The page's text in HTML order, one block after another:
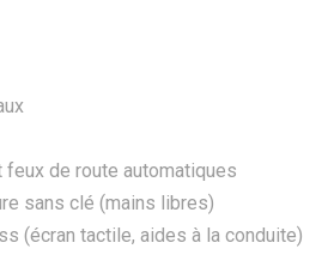
de route automatiques
sans clé (mains libres)
(écran tactile, aides à la conduite)